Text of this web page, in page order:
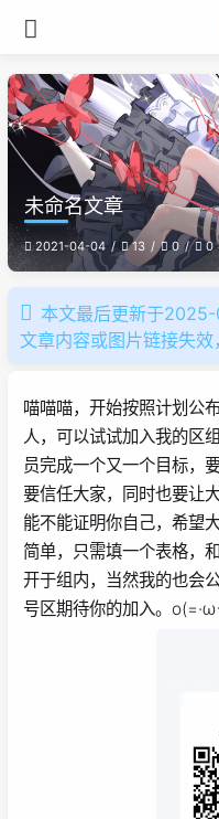
未命名文章
2021-04-04 13 0 0
本文最后更新于
文章内容或图片链接失效
喵喵喵，开始按照计划公
人，可以试试加入我的区
员完成一个又一个目标，
要信任大家，同时也要让
能不能证明你自己，希望
简单，只需填一个表格，
开于组内，当然我的也会
号区期待你的加入。